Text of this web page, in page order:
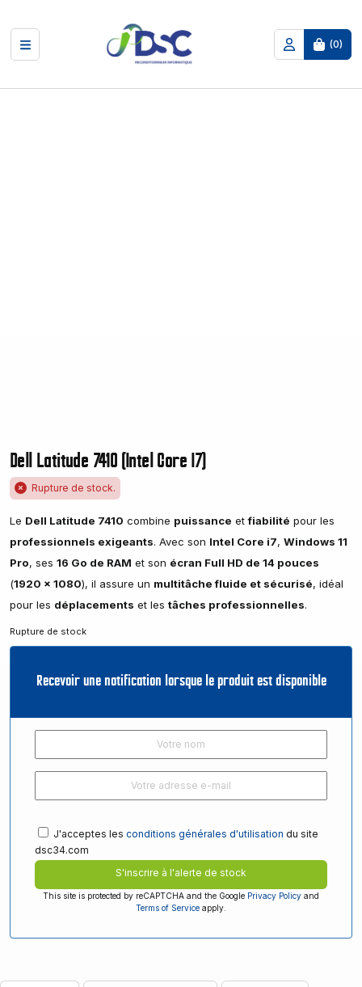
(0)
Dell Latitude 7410 (Intel Core I7)
Rupture de stock.
Le Dell Latitude 7410 combine puissance etfiabilité pour les
professionnels exigeants. Avec son Intel Core i7, Windows 11
Pro, ses 16 Go de RAM et son écran Full HD de 14 pouces
(1920 x 1080), il assure un multitâche fluide et sécurisé, idéal
pour les déplacements et les tâches professionnelles.
Rupture de stock
Recevoir une notification lorsque le produit est disponible
J'acceptes les conditions générales d'utilisation du site
dsc34.com
S'inscrire à l'alerte de stock
This site is protected by reCAPTCHA and the Google Privacy Policy and
Terms of Service apply.